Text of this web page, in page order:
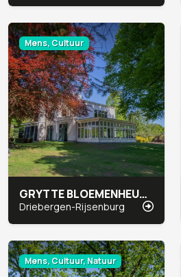
Mens, Cultuur
GRYTTE BLOEMENHEUVEL
Driebergen-Rijsenburg
Mens, Cultuur, Natuur